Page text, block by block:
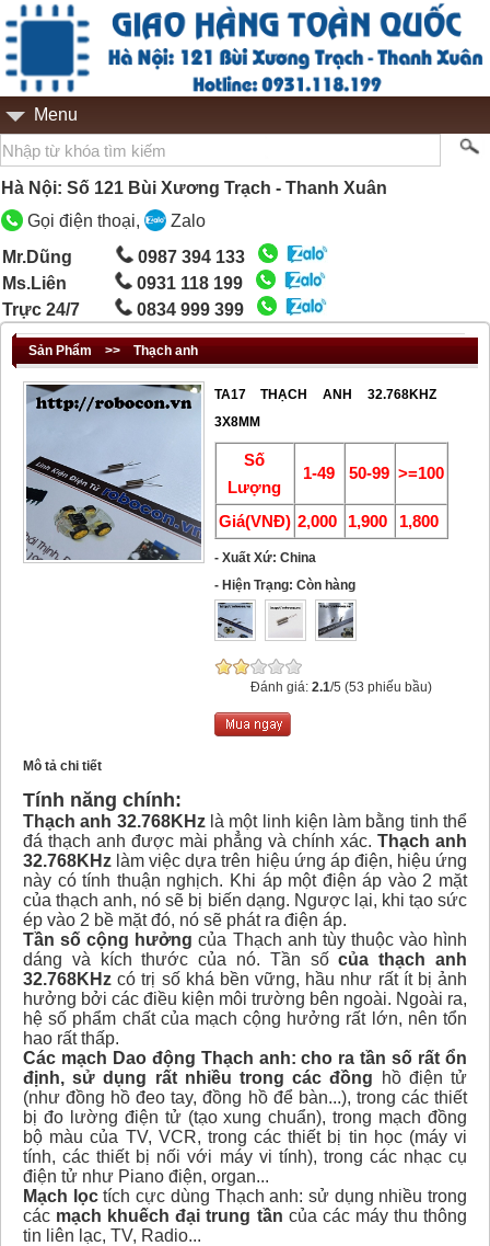
Menu
Hà Nội: Số 121 Bùi Xương Trạch - Thanh Xuân
Gọi điện thoại,
Zalo
Mr.Dũng
0987 394 133
Ms.Liên
0931 118 199
Trực 24/7
0834 999 399
Sản Phẩm >> Thạch anh
TA17 THẠCH ANH 32.768KHZ
3X8MM
Số
Lượng
1-49 50-99 >=100
Giá(VNĐ) 2,000 1,900 1,800
- Xuất Xứ: China
- Hiện Trạng: Còn hàng
Đánh giá:2.1/5 (53 phiếu bầu)
Mô tả chi tiết
Tính năng chính:
Thạch anh 32.768KHz là một linh kiện làm bằng tinh thể
đá thạch anh được mài phẳng và chính xác. Thạch anh
32.768KHz làm việc dựa trên hiệu ứng áp điện, hiệu ứng
này có tính thuận nghịch. Khi áp một điện áp vào 2 mặt
của thạch anh, nó sẽ bị biến dạng. Ngược lại, khi tạo sức
ép vào 2 bề mặt đó, nó sẽ phát ra điện áp.
Tần số cộng hưởng của Thạch anh tùy thuộc vào hình
dáng và kích thước của nó. Tần sốcủa thạch anh
32.768KHzcó trị số khá bền vững, hầu như rất ít bị ảnh
hưởng bởi các điều kiện môi trường bên ngoài. Ngoài ra,
hệ số phẩm chất của mạch cộng hưởng rất lớn, nên tổn
hao rất thấp.
Các mạch Dao động Thạch anh: cho ra tần số rất ổn
định, sử dụng rất nhiều trong các đồng hồ điện tử
(như đồng hồ đeo tay, đồng hồ để bàn...), trong các thiết
bị đo lường điện tử (tạo xung chuẩn), trong mạch đồng
bộ màu của TV, VCR, trong các thiết bị tin học (máy vi
tính, các thiết bị nối với máy vi tính), trong các nhạc cụ
điện tử như Piano điện, organ...
Mạch lọctích cực dùng Thạch anh: sử dụng nhiều trong
các mạch khuếch đại trung tần của các máy thu thông
tin liên lạc, TV, Radio...